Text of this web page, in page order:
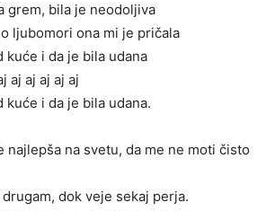
grem, bila je neodoljiva
ljubomori ona mi je pričala
kuće i da je bila udana
aj aj aj aj aj
kuće i da je bila udana.
najlepša na svetu, da me ne moti čisto
dok veje sekaj perja.